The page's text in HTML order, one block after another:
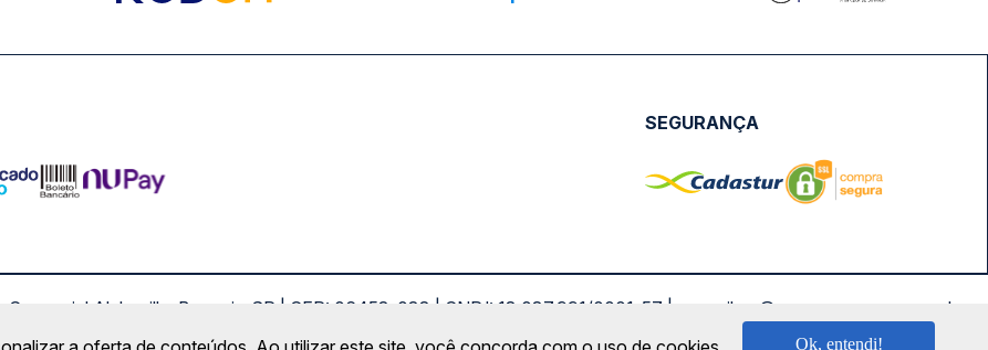
SEGURANÇA
Alphaville, Barueri - SP | CEP: 06453-038 | CNPJ: 18.087.991/0001-57 | saconibus@queropassagem.com.br
Copyright 2026 © QueroPassagem.com.br
Ok, entendi!